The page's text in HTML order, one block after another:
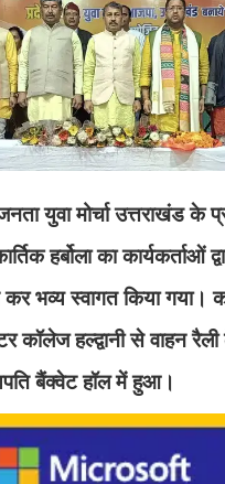
युवा मोर्चा उत्तराखंड के
हर्बोला का कार्यकर्ताओं
भव्य स्वागत किया गया।
हल्द्वानी से वाहन
बैंक्वेट हॉल में हुआ।